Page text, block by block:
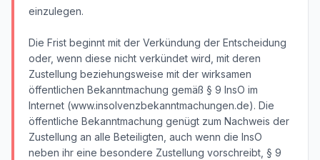
einzulegen.
Die Frist beginnt mit der Verkündung der Entscheidung
oder, wenn diese nicht verkündet wird, mit deren
Zustellung beziehungsweise mit der wirksamen
öffentlichen Bekanntmachung gemäß § 9 InsO im
Internet (www.insolvenzbekanntmachungen.de). Die
öffentliche Bekanntmachung genügt zum Nachweis der
Zustellung an alle Beteiligten, auch wenn die InsO
neben ihr eine besondere Zustellung vorschreibt, § 9